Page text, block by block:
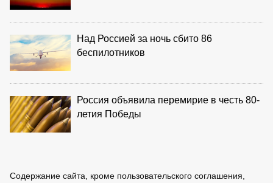
Над Россией за ночь сбито 86
беспилотников
Россия объявила перемирие в честь 80-
летия Победы
Содержание сайта, кроме пользовательского соглашения,